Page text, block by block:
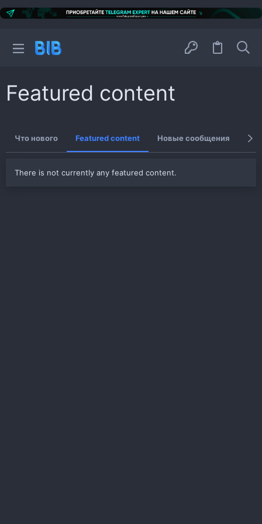
Featured content
Что нового Featured content Новые сообщения
There is not currently any featured content.